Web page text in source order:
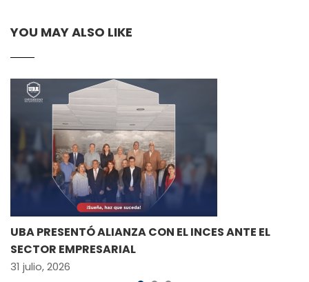
YOU MAY ALSO LIKE
UBA PRESENTÓ ALIANZA CON EL INCES ANTE EL
SECTOR EMPRESARIAL
31 julio, 2026